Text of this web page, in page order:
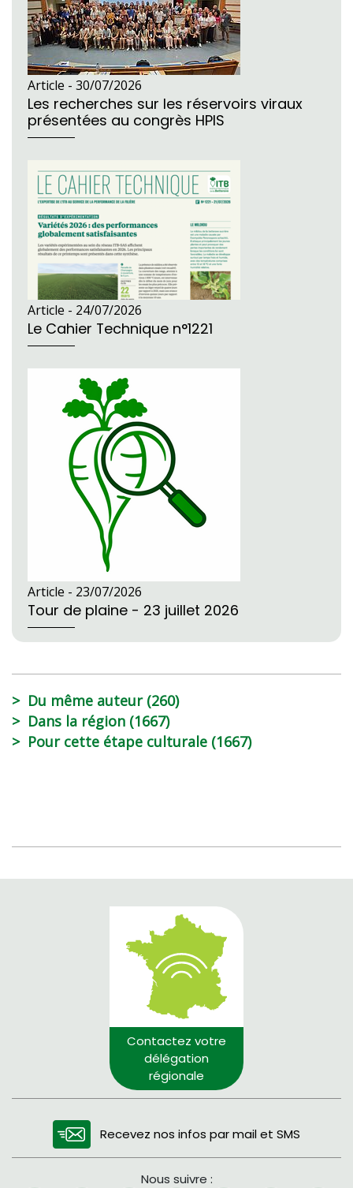
Article - 30/07/2026
Les recherches sur les réservoirs viraux
présentées au congrès HPIS
Article - 24/07/2026
Le Cahier Technique n°1221
Article - 23/07/2026
Tour de plaine - 23 juillet 2026
Du même auteur (260)
Dans la région (1667)
Pour cette étape culturale (1667)
Contactez votre
délégation
régionale
Recevez nos infos par mail et SMS
Nous suivre :